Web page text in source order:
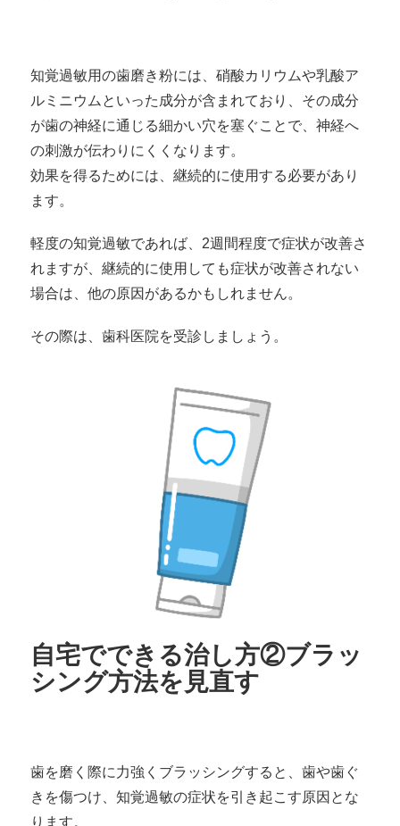
知覚過敏用の歯磨き粉には、硝酸カリウムや乳酸ア
ルミニウムといった成分が含まれており、その成分
が歯の神経に通じる細かい穴を塞ぐことで、神経へ
の刺激が伝わりにくくなります。
効果を得るためには、継続的に使用する必要があり
ます。
軽度の知覚過敏であれば、2週間程度で症状が改善さ
れますが、継続的に使用しても症状が改善されない
場合は、他の原因があるかもしれません。
その際は、歯科医院を受診しましょう。
自宅でできる治し方②ブラッ
シング方法を見直す
歯を磨く際に力強くブラッシングすると、歯や歯ぐ
きを傷つけ、知覚過敏の症状を引き起こす原因とな
ります。